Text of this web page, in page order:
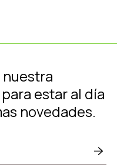
estar al día
novedades.